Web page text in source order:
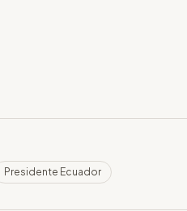
Presidente Ecuador